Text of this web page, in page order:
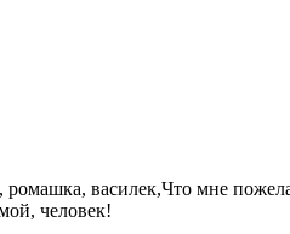
василек,Что мне
человек!